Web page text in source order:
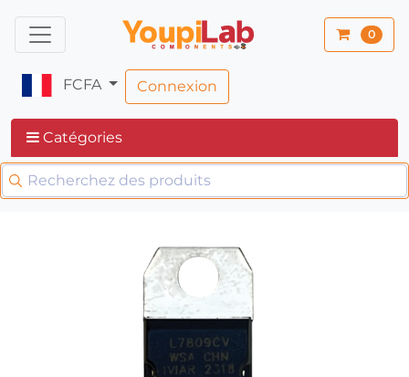
0
FCFA Connexion
Catégories